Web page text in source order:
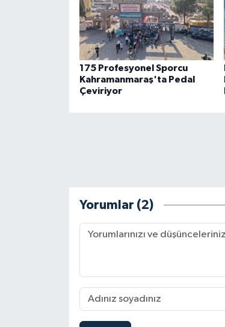
175 Profesyonel Sporcu
Kahramanmaraş'ta Pedal
Çeviriyor
Yorumlar (2)